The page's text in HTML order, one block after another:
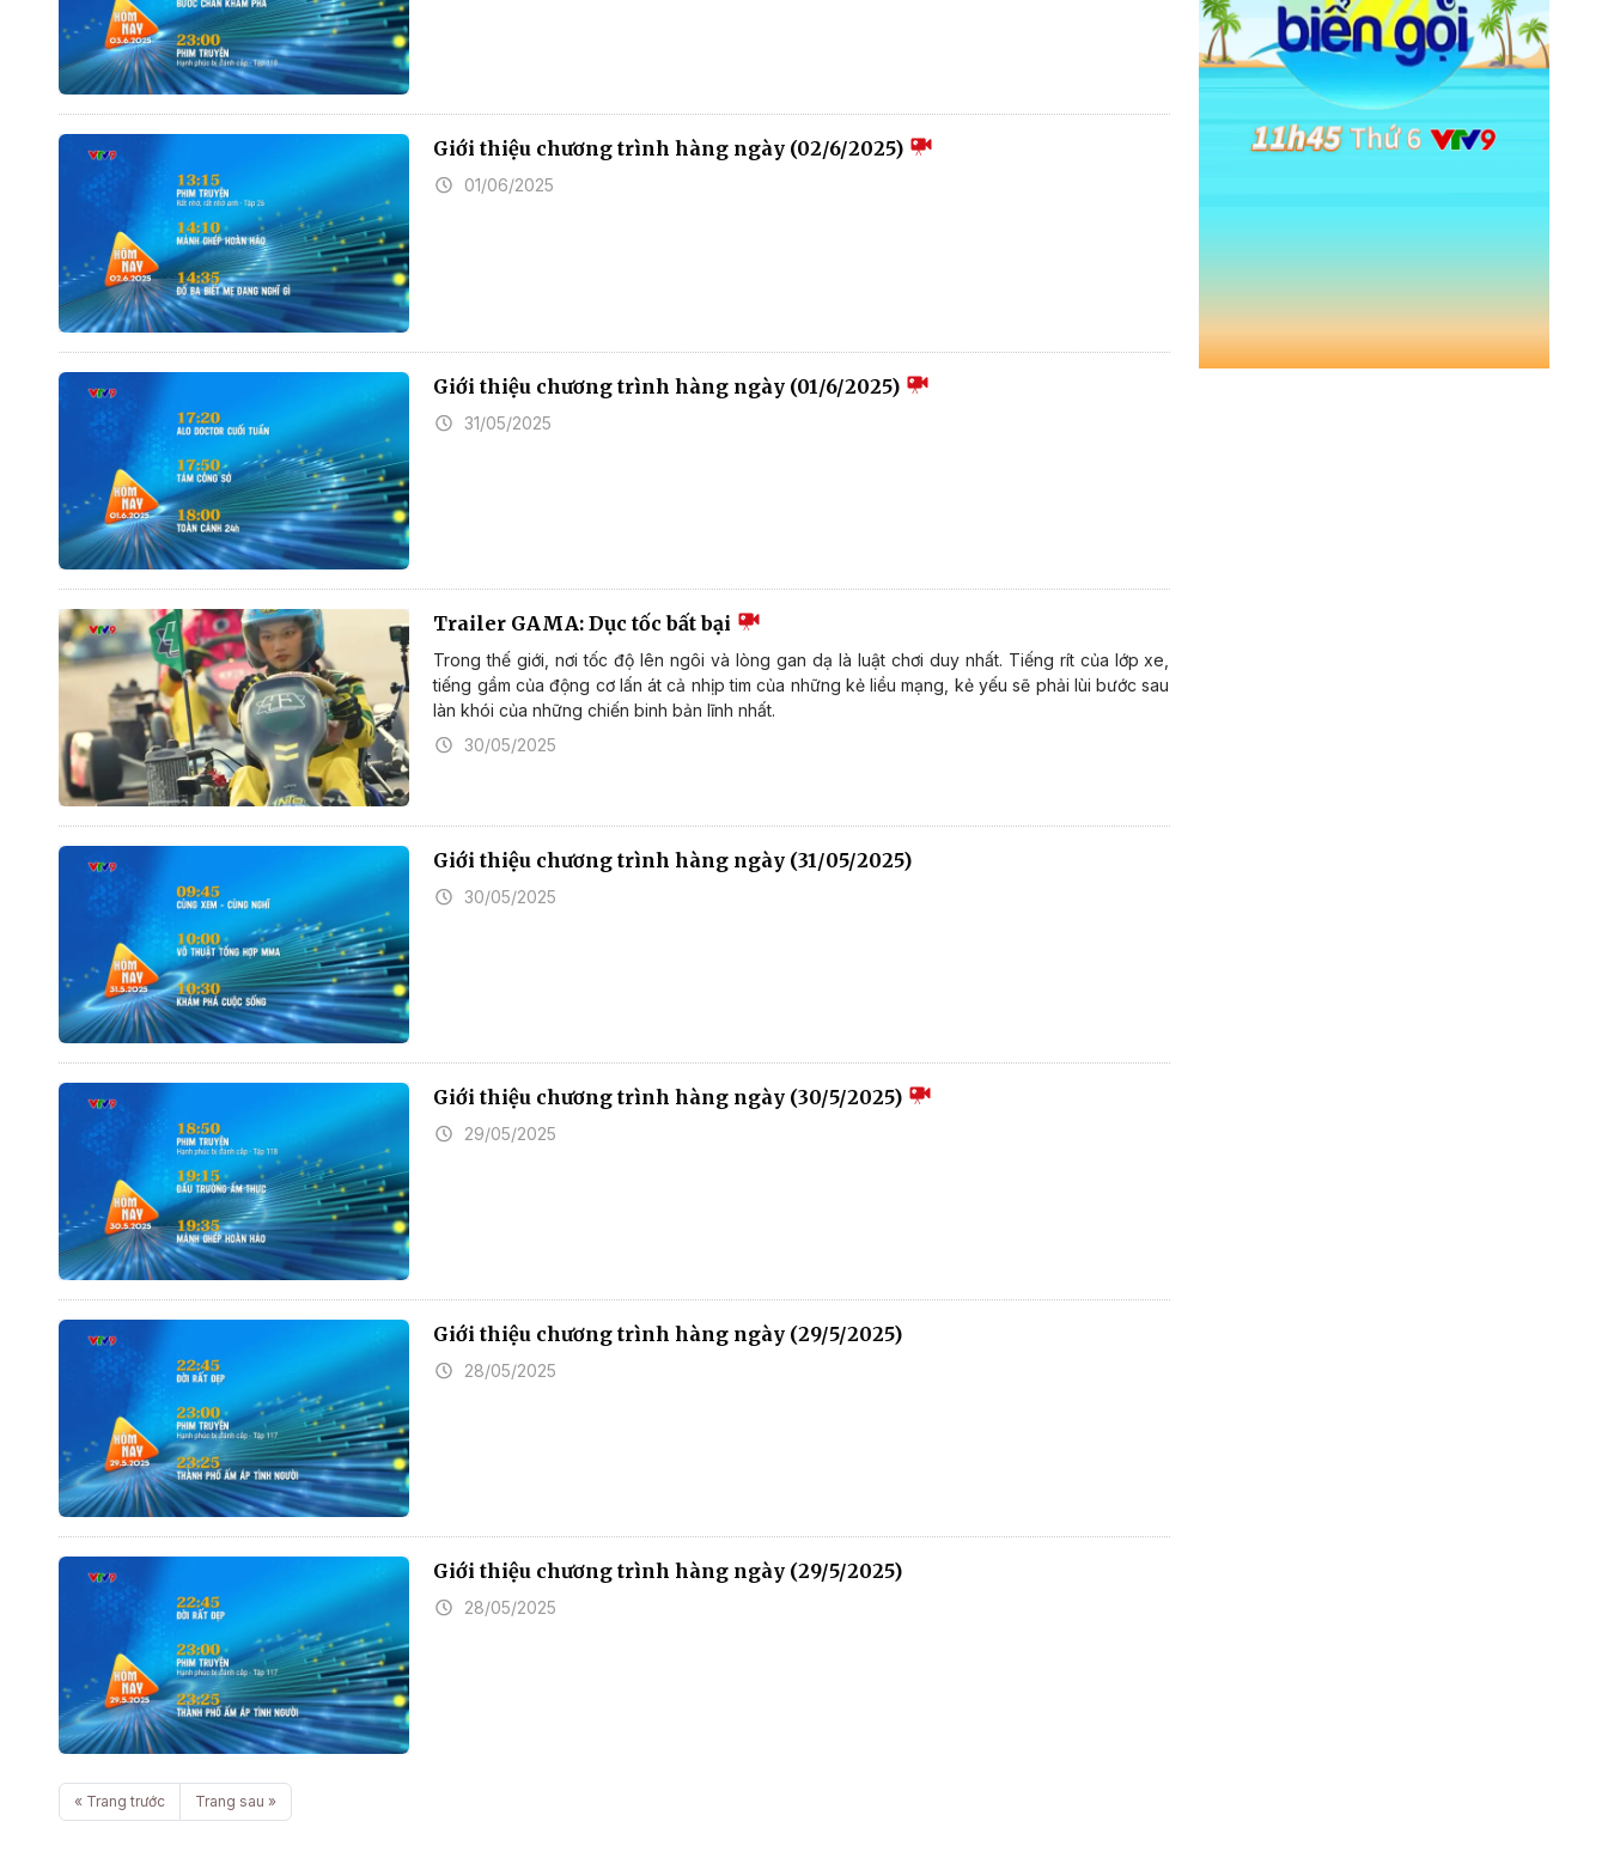
Giới thiệu chương trình hàng ngày (02/6/2025)
01/06/2025
Giới thiệu chương trình hàng ngày (01/6/2025)
31/05/2025
Trailer GAMA: Dục tốc bất bại
Trong thế giới, nơi tốc độ lên ngôi và lòng gan dạ là luật chơi duy nhất. Tiếng rít của lớp xe,
tiếng gầm của động cơ lấn át cả nhịp tim của những kẻ liều mạng, kẻ yếu sẽ phải lùi bước sau
làn khói của những chiến binh bản lĩnh nhất.
30/05/2025
Giới thiệu chương trình hàng ngày (31/05/2025)
30/05/2025
Giới thiệu chương trình hàng ngày (30/5/2025)
29/05/2025
Giới thiệu chương trình hàng ngày (29/5/2025)
28/05/2025
Giới thiệu chương trình hàng ngày (29/5/2025)
28/05/2025
« Trang trước Trang sau »